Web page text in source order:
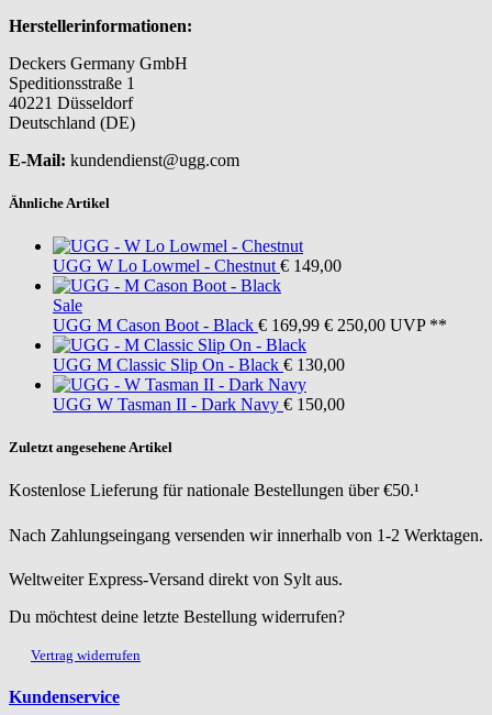
Herstellerinformationen:
Deckers Germany GmbH
Speditionsstraße 1
40221 Düsseldorf
Deutschland (DE)
E-Mail: kundendienst@ugg.com
Ähnliche Artikel
UGG W Lo Lowmel - Chestnut € 149,00
Sale
UGG M Cason Boot - Black € 169,99 € 250,00 UVP **
UGG M Classic Slip On - Black € 130,00
UGG W Tasman II - Dark Navy € 150,00
Zuletzt angesehene Artikel
Kostenlose Lieferung für nationale Bestellungen über €50.¹
Nach Zahlungseingang versenden wir innerhalb von 1-2 Werktagen.
Weltweiter Express-Versand direkt von Sylt aus.
Du möchtest deine letzte Bestellung widerrufen?
Vertrag widerrufen
Kundenservice